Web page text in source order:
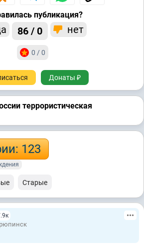
публикация?
86 / 0 нет
0 / 0
Донаты ₽
террористическая
123
Старые